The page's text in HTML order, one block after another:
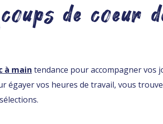
de coeur
à main tendance pour accompagner vos
égayer vos heures de travail, vous